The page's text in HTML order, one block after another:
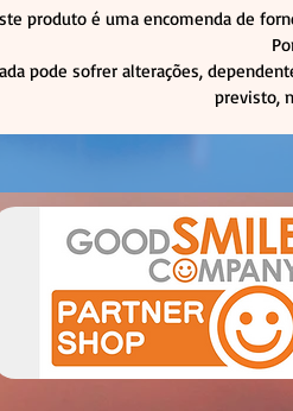
produto é uma encomenda de
pode sofrer alterações,
previsto,